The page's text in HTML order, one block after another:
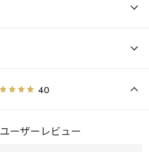
40
ユーザーレビュー